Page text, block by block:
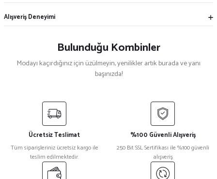
Alışveriş Deneyimi
Bulunduğu Kombinler
Modayı kaçırdığınız için üzülmeyin, yenilikler artık burada ve yanı
başınızda!
Prodesign Gailtwelves 4531 Cat Eye Kadın Güneş Gözlüğü
₺ 26.945
Ücretsiz Teslimat
Tüm siparişleriniz ücretsiz kargo ile
teslim edilmektedir.
%100 Güvenli Alışveriş
250 Bit SSL Sertifikası ile %100 güvenli
alışveriş